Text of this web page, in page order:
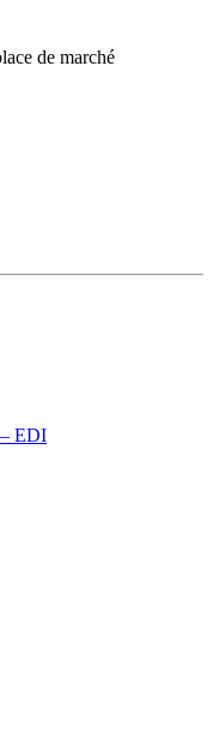
de marché
– EDI